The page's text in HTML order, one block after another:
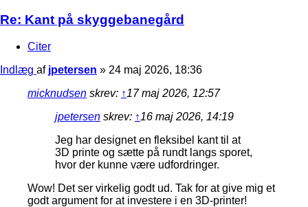
Re: Kant på skyggebanegård
Citer
Indlæg af jpetersen » 24 maj 2026, 18:36
micknudsen skrev: ↑17 maj 2026, 12:57
jpetersen skrev: ↑16 maj 2026, 14:19
Jeg har designet en fleksibel kant til at
3D printe og sætte på rundt langs sporet,
hvor der kunne være udfordringer.
Wow! Det ser virkelig godt ud. Tak for at give mig et
godt argument for at investere i en 3D-printer!